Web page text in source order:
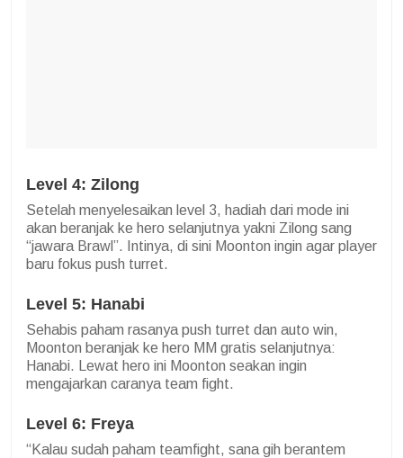
Level 4: Zilong
Setelah menyelesaikan level 3, hadiah dari mode ini
akan beranjak ke hero selanjutnya yakni Zilong sang
“jawara Brawl”. Intinya, di sini Moonton ingin agar player
baru fokus push turret.
Level 5: Hanabi
Sehabis paham rasanya push turret dan auto win,
Moonton beranjak ke hero MM gratis selanjutnya:
Hanabi. Lewat hero ini Moonton seakan ingin
mengajarkan caranya team fight.
Level 6: Freya
“Kalau sudah paham teamfight, sana gih berantem